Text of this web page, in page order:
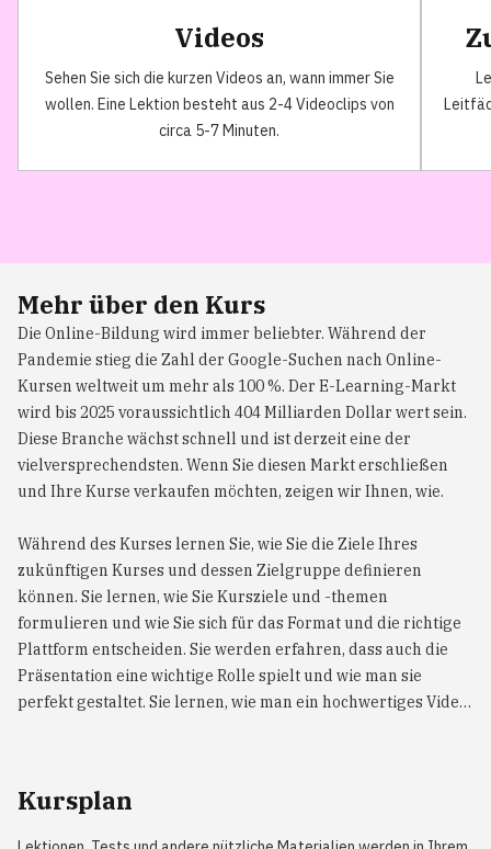
Videos
Sehen Sie sich die kurzen Videos an, wann immer Sie
wollen. Eine Lektion besteht aus 2-4 Videoclips von
circa 5-7 Minuten.
Mehr über den Kurs
Die Online-Bildung wird immer beliebter. Während der
Pandemie stieg die Zahl der Google-Suchen nach Online-
Kursen weltweit um mehr als 100 %. Der E-Learning-Markt
wird bis 2025 voraussichtlich 404 Milliarden Dollar wert sein.
Diese Branche wächst schnell und ist derzeit eine der
vielversprechendsten. Wenn Sie diesen Markt erschließen
und Ihre Kurse verkaufen möchten, zeigen wir Ihnen, wie.
Während des Kurses lernen Sie, wie Sie die Ziele Ihres
zukünftigen Kurses und dessen Zielgruppe definieren
können. Sie lernen, wie Sie Kursziele und -themen
formulieren und wie Sie sich für das Format und die richtige
Plattform entscheiden. Sie werden erfahren, dass auch die
Präsentation eine wichtige Rolle spielt und wie man sie
perfekt gestaltet. Sie lernen, wie man ein hochwertiges Video
Ihnen helfen, auf dem Bildungsmarkt erfolgreich zu sein!
Kursplan